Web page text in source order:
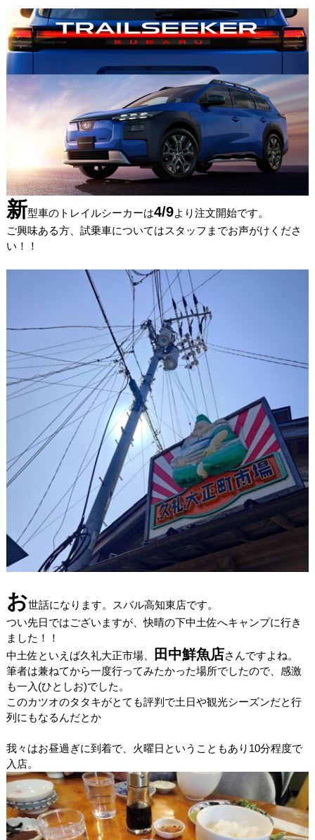
新型車のトレイルシーカーは4/9より注文開始です。
ご興味ある方、試乗車についてはスタッフまでお声がけくださ
い！！
お世話になります。スバル高知東店です。
つい先日ではございますが、快晴の下中土佐へキャンプに行き
ました！！
中土佐といえば久礼大正市場、
田中鮮魚店さんですよね。
筆者は兼ねてから一度行ってみたかった場所でしたので、感激
も一入(ひとしお)でした。
このカツオのタタキがとても評判で土日や観光シーズンだと行
列にもなるんだとか
我々はお昼過ぎに到着で、火曜日ということもあり10分程度で
入店。